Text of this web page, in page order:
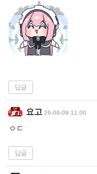
답글
요고 26-06-09 11:00
ㅇㄷ
답글